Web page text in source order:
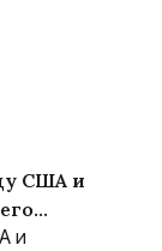
США и
и